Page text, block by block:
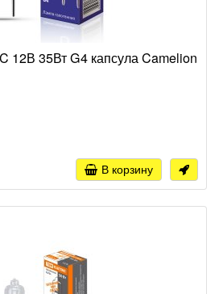
12В 35Вт G4 капсула Camelion
В корзину